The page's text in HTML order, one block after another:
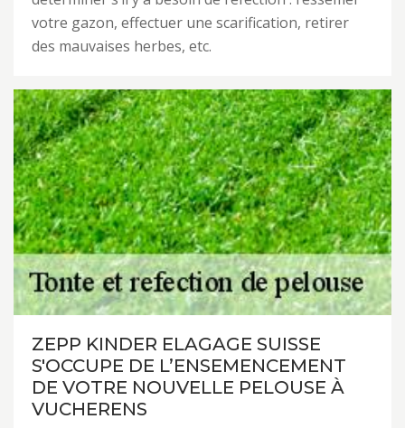
votre gazon, effectuer une scarification, retirer
des mauvaises herbes, etc.
ZEPP KINDER ELAGAGE SUISSE
S'OCCUPE DE L’ENSEMENCEMENT
DE VOTRE NOUVELLE PELOUSE À
VUCHERENS